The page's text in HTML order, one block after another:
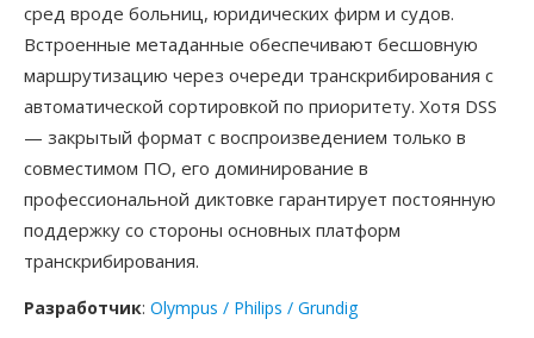
сред вроде больниц, юридических фирм и судов.
Встроенные метаданные обеспечивают бесшовную
маршрутизацию через очереди транскрибирования с
автоматической сортировкой по приоритету. Хотя DSS
— закрытый формат с воспроизведением только в
совместимом ПО, его доминирование в
профессиональной диктовке гарантирует постоянную
поддержку со стороны основных платформ
транскрибирования.
Разработчик: Olympus / Philips / Grundig